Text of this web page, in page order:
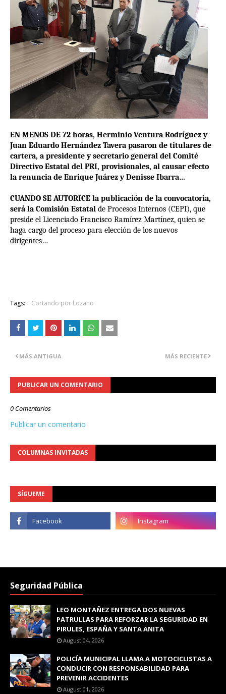
EN MENOS DE 72 horas, Herminio Ventura Rodríguez y
Juan Eduardo Hernández Tavera pasaron de titulares de
cartera, a presidente y secretario general del Comité
Directivo Estatal del PRI, provisionales, al causar efecto
la renuncia de Enrique Juárez y Denisse Ibarra…
CUANDO SE AUTORICE la publicación de la convocatoria,
será la Comisión Estatal de Procesos Internos (CEPI), que
preside el Licenciado Francisco Ramírez Martínez, quien se
haga cargo del proceso para elección de los nuevos
dirigentes…
Tags: Cortando por Lozano
MÁS RECIENTE
MÁS ANTIGUA
PUBLICAR UN COMENTARIO
0 Comentarios
Publicar un comentario
COLUMNAS INVITADAS
SÍGUEME
Seguridad Pública
LEO MONTAÑEZ ENTREGA DOS NUEVAS
PATRULLAS PARA REFORZAR LA SEGURIDAD EN
PIRULES, ESPAÑA Y SANTA ANITA
August 04, 2026
POLICÍA MUNICIPAL LLAMA A MOTOCICLISTAS A
CONDUCIR CON RESPONSABILIDAD PARA
PREVENIR ACCIDENTES
August 01, 2026